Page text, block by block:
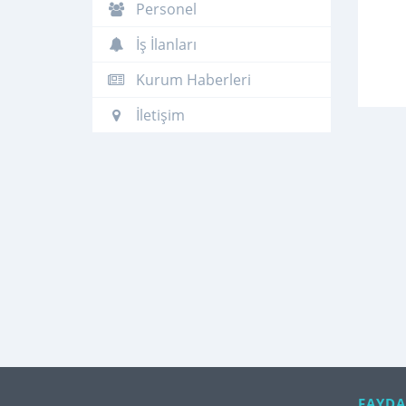
Personel
İş İlanları
Kurum Haberleri
İletişim